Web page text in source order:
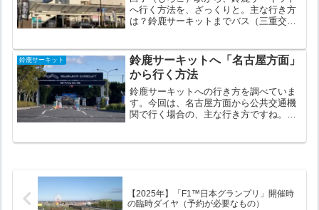
へ行く方法を、ざっくりと。主な行き方
は？鈴鹿サーキットまでバス（三重交
（徒歩）〜鈴鹿サーキット野田停留所経
由（三重交通＋徒歩）白子駅...
鈴鹿サーキット
鈴鹿サーキットへ「名古屋方面」
から行く方法
鈴鹿サーキットへの行き方を調べていま
す。今回は、名古屋方面から公共交通機
関で行く場合の、主な行き方ですね。名
【2025年】「F1™️日本グランプリ」開催時
の臨時ダイヤ（予約が必要なもの）